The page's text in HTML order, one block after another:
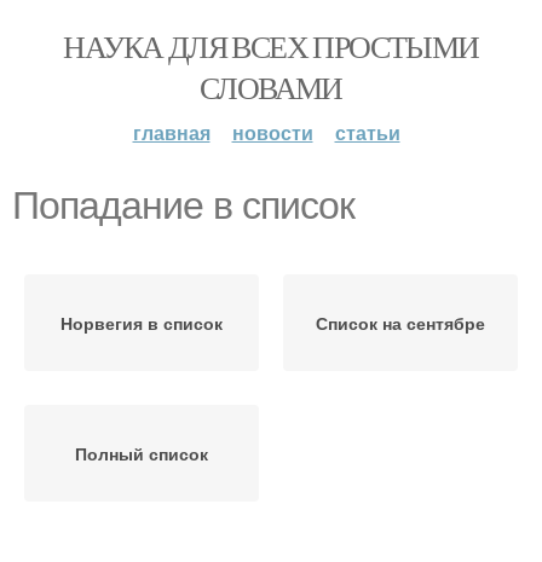
НАУКА ДЛЯ ВСЕХ ПРОСТЫМИ
СЛОВАМИ
главная новости статьи
Попадание в список
Норвегия в список Список на сентябре
Полный список